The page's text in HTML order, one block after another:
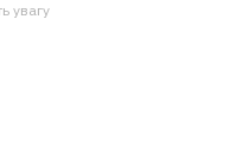
увагу